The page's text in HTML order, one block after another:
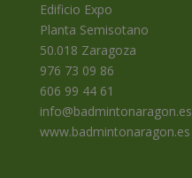
Edificio Expo
Planta Semisotano
50.018 Zaragoza
976 73 09 86
606 99 44 61
info@badmintonaragon.es
www.badmintonaragon.es